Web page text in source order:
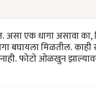
असा एक धागा असावा
बघायला मिळतील.
फोटो ओळखुन